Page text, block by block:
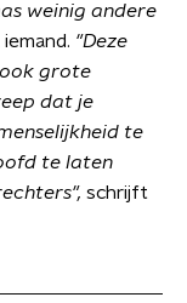
weinig andere
"Deze
grote
dat je
te
te laten
schrijft